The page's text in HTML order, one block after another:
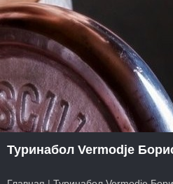
Туринабол Vermodje